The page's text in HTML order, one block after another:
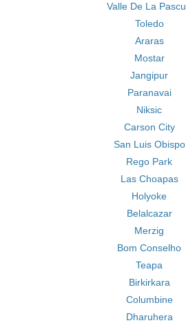
Valle De La
Toledo
Araras
Mostar
Jangipur
Paranavai
Niksic
Carson City
San Luis Obispo
Rego Park
Las Choapas
Holyoke
Belalcazar
Merzig
Bom Conselho
Teapa
Birkirkara
Columbine
Dharuhera